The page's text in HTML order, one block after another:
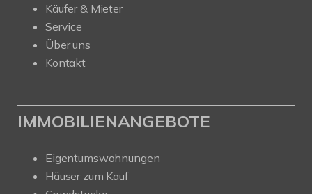
Käufer & Mieter
Service
Über uns
Kontakt
IMMOBILIENANGEBOTE
Eigentumswohnungen
Häuser zum Kauf